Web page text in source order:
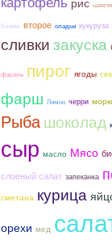
блины второе оладьи кукуруза
сливкизакуска
фасоль пирог ягоды
фарш Лимон черри
Рыбашоколад
сыр масло Мясо
слоеный салат запеканка
сметана курица
орехи мед